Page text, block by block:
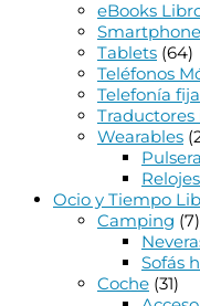
eBooks
Tablets (64)
Teléfonos
Telefonía fija
Wearables
Ocio y Tiempo
Camping (7)
Sofás
Coche (31)